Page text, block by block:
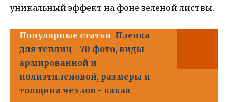
уникальный эффект на фоне зеленой листвы.
Популярные статьи Пленка
для теплиц - 70 фото, виды
армированной и
полиэтиленовой, размеры и
толщина чехлов - какая